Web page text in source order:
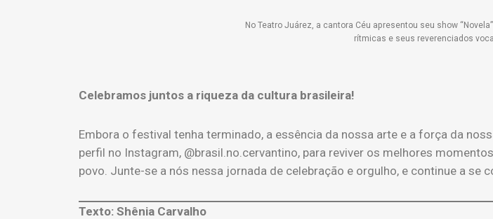
No Teatro Juárez, a cantora Céu apresentou seu show
rítmicas e seus reverenciados
Celebramos juntos a riqueza da cultura brasileira!
Embora o festival tenha terminado, a essência da nossa arte e a força da
perfil no Instagram, @brasil.no.cervantino, para reviver os melhores
povo. Junte-se a nós nessa jornada de celebração e orgulho, e continue a se
Texto: Shênia Carvalho